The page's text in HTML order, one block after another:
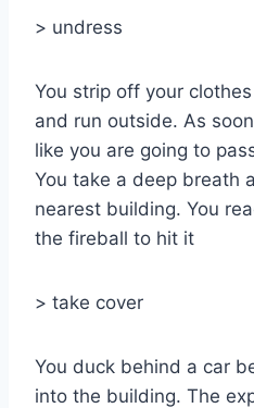
> undress
You strip off your
and run outside. As
like you are going to
You take a deep breath
nearest building. You
the fireball to hit it
> take cover
You duck behind a car
into the building. The